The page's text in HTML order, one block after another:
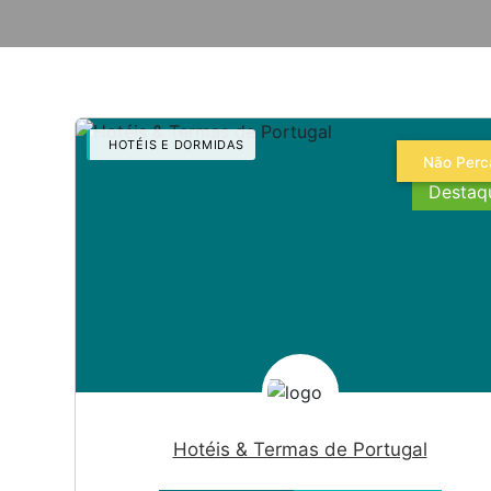
Não
HOTÉIS E DORMIDAS
Hotéis & Termas de Portugal